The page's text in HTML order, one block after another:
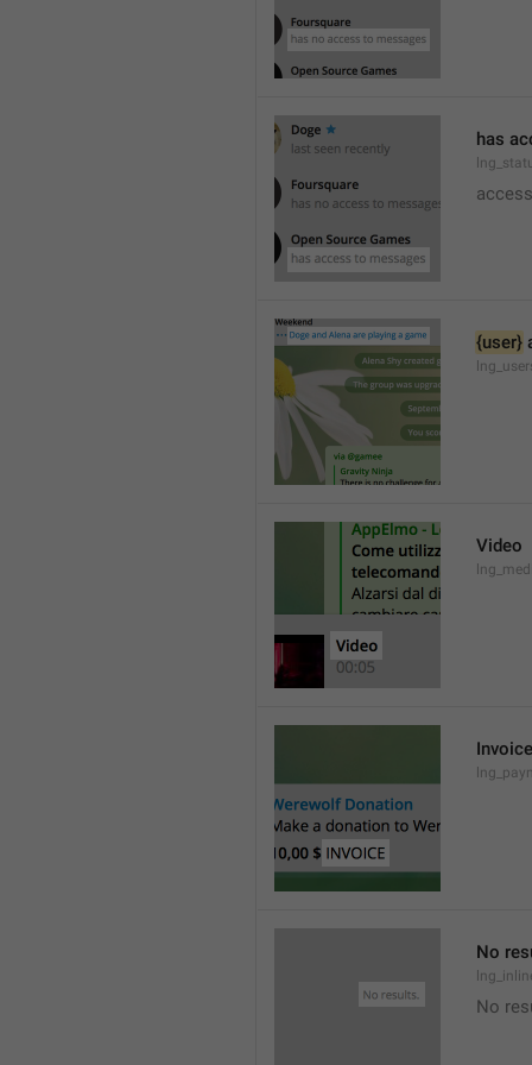
has
{user}
Video
Invoice
No
No